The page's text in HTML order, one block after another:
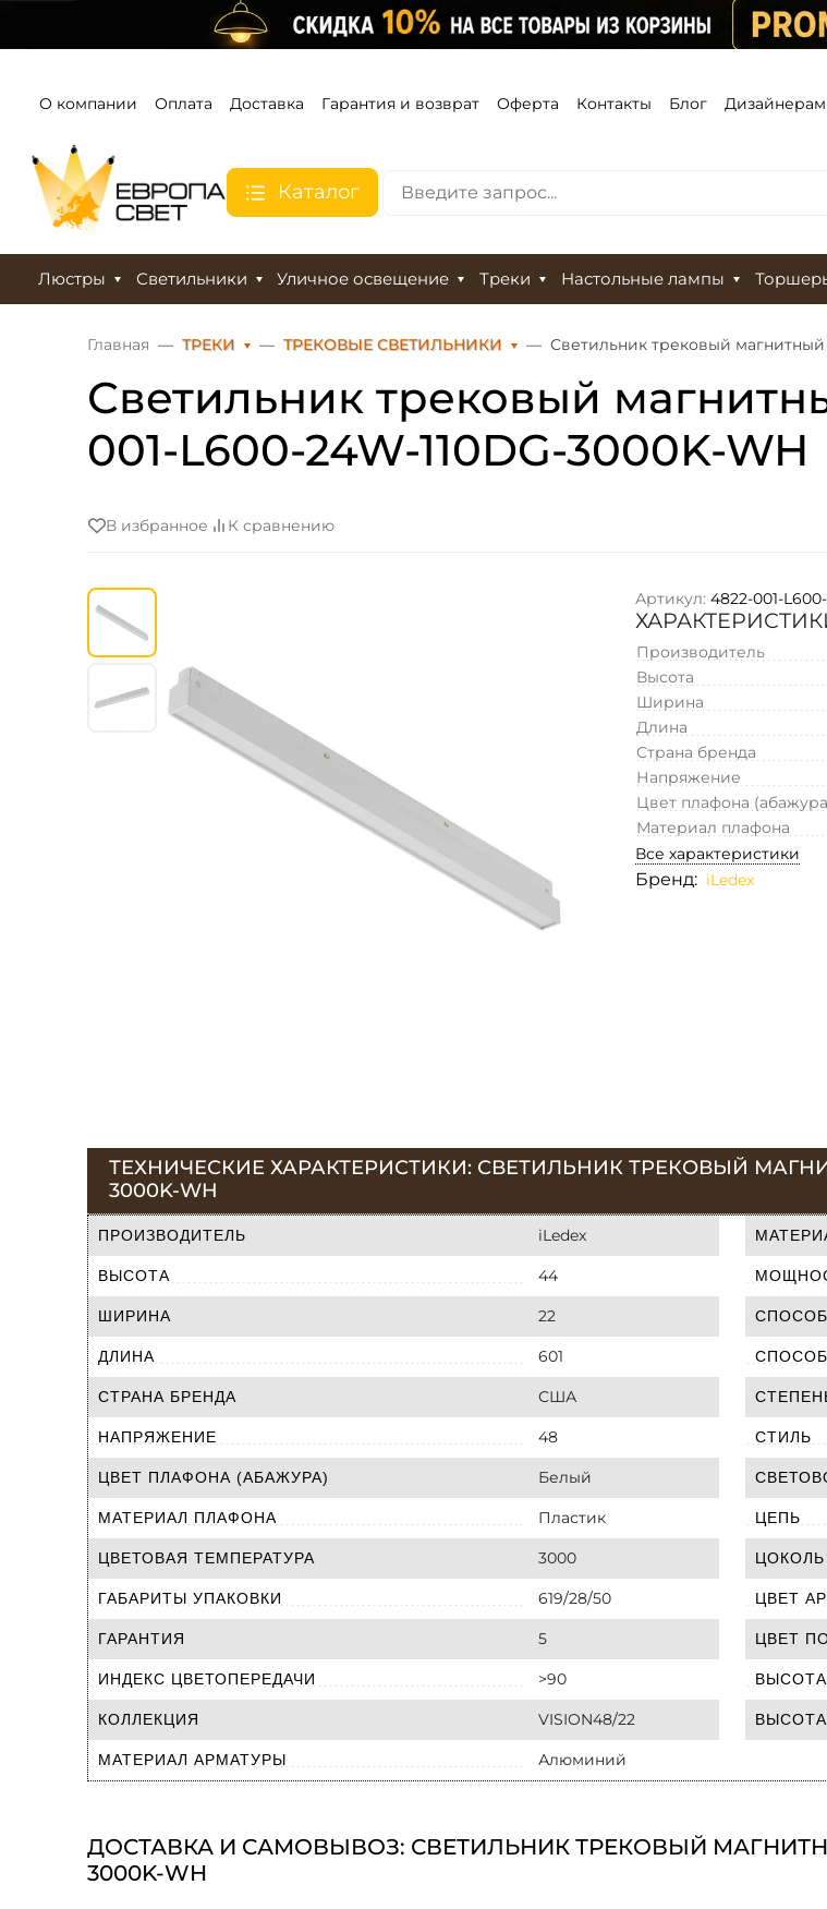
О компании Оплата Доставка Гарантия и возврат Оферта Контакты Блог Дизайнерам
Каталог
Люстры Светильники Уличное освещение Треки Настольные лампы
Главная ТРЕКИ ТРЕКОВЫЕ СВЕТИЛЬНИКИ Светильник трековый магнитный
Светильник трековый
001-L600-24W-110DG-3000K-WH
В избранное К сравнению
Артикул: 4822-001-
Производитель
Высота
Ширина
Длина
Страна бренда
Напряжение
Цвет плафона
Материал плафона
Все характеристики
Бренд: iLedex
ТЕХНИЧЕСКИЕ ХАРАКТЕРИСТИКИ: СВЕТИЛЬНИК ТРЕКОВЫЙ
3000K-WH
ПРОИЗВОДИТЕЛЬ iLedex
ВЫСОТА 44
ШИРИНА 22
ДЛИНА 601
СТРАНА БРЕНДА США
НАПРЯЖЕНИЕ 48
ЦВЕТ ПЛАФОНА (АБАЖУРА) Белый
МАТЕРИАЛ ПЛАФОНА Пластик
ЦВЕТОВАЯ ТЕМПЕРАТУРА 3000
ГАБАРИТЫ УПАКОВКИ 619/28/50
ГАРАНТИЯ 5
ИНДЕКС ЦВЕТОПЕРЕДАЧИ >90
КОЛЛЕКЦИЯ VISION48/22
МАТЕРИАЛ АРМАТУРЫ Алюминий
СТИЛЬ
ЦЕПЬ
ЦОКОЛЬ
ЦВЕТ
ЦВЕТ
ДОСТАВКА И САМОВЫВОЗ: СВЕТИЛЬНИК ТРЕКОВЫЙ МАГНИТНЫЙ
3000K-WH